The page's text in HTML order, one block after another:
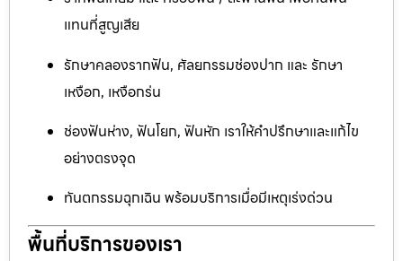
แทนที่สูญเสีย
รักษาคลองรากฟัน, ศัลยกรรมช่องปาก และ รักษา
เหงือก, เหงือกร่น
ช่องฟันห่าง, ฟันโยก, ฟันหัก เราให้คำปรึกษาและแก้ไข
อย่างตรงจุด
ทันตกรรมฉุกเฉิน พร้อมบริการเมื่อมีเหตุเร่งด่วน
พื้นที่บริการของเรา